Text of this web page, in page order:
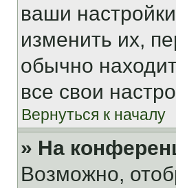
ваши
изменить их,
обычно
все свои
Вернуться к началу
» На
Возможно,